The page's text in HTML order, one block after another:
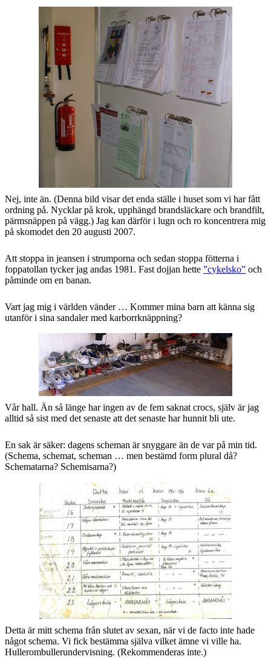
Nej, inte än. (Denna bild visar det enda ställe i huset som vi har fått
ordning på. Nycklar på krok, upphängd brandsläckare och brandfilt,
pärmsnäppen på vägg.) Jag kan därför i lugn och ro koncentrera mig
på skomodet den 20 augusti 2007.
Att stoppa in jeansen i strumporna och sedan stoppa fötterna i
foppatollan tycker jag andas 1981. Fast dojjan hette ”cykelsko” och
påminde om en banan.
Vart jag mig i världen vänder … Kommer mina barn att känna sig
utanför i sina sandaler med karborrknäppning?
Vår hall. Än så länge har ingen av de fem saknat crocs, själv är jag
alltid så sist med det senaste att det senaste har hunnit bli ute.
En sak är säker: dagens scheman är snyggare än de var på min tid.
(Schema, schemat, scheman … men bestämd form plural då?
Schematarna? Schemisarna?)
Detta är mitt schema från slutet av sexan, när vi de facto inte hade
något schema. Vi fick bestämma själva vilket ämne vi ville ha.
Hullerombullerundervisning. (Rekommenderas inte.)